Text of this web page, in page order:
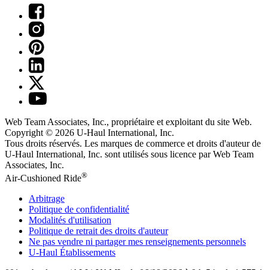
Web Team Associates, Inc., propriétaire et exploitant du site Web.
Copyright © 2026 U-Haul International, Inc.
Tous droits réservés. Les marques de commerce et droits d'auteur de
U-Haul International, Inc. sont utilisés sous licence par Web Team
Associates, Inc.
Air-Cushioned Ride®
Arbitrage
Politique de confidentialité
Modalités d'utilisation
Politique de retrait des droits d'auteur
Ne pas vendre ni partager mes renseignements personnels
U-Haul Établissements